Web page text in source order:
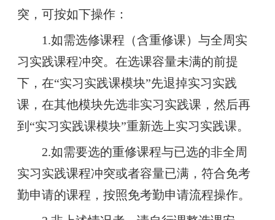
突，可按如下操作：
1.如需选修课程（含重修课）与全周实
习实践课程冲突。在选课容量未满的前提
下，在“实习实践课模块”先退掉实习实践
课，在其他模块先选非实习实践课，然后再
到“实习实践课模块”重新选上实习实践课。
2.如需要选的重修课程与已选的非全周
实习实践课程冲突或者容量已满，符合免考
勤申请的课程，按照免考勤申请流程操作。